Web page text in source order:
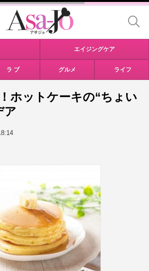
エイジングケア
ラ ブ グルメ ライフ
ホットケーキの“ちょい
ア